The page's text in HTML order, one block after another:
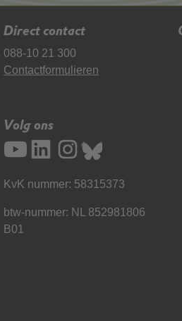
Direct contact
088-10 21 300
Contactformulieren
Volg ons
KvK nummer: 58315373
btw-nummer: NL 852981806
B01